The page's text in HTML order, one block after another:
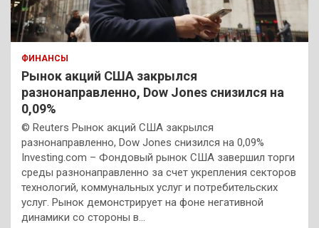
ФИНАНСЫ
Рынок акций США закрылся
разнонаправленно, Dow Jones снизился на
0,09%
© Reuters Рынок акций США закрылся
разнонаправленно, Dow Jones снизился на 0,09%
Investing.com – Фондовый рынок США завершил торги
среды разнонаправленно за счет укрепления секторов
технологий, коммунальных услуг и потребительских
услуг. Рынок демонстрирует на фоне негативной
динамики со стороны в…